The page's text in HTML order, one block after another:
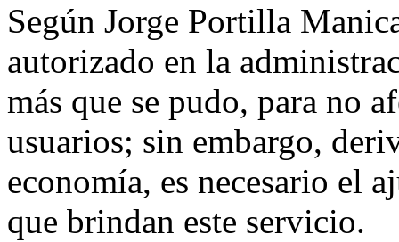
Según Jorge Portilla
autorizado en la
más que se pudo, para no
usuarios; sin embargo,
economía, es necesario el
que brindan este servicio.